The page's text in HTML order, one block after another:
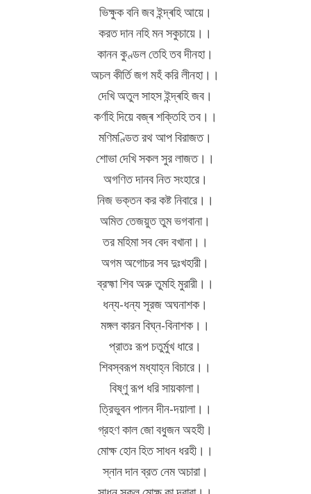
ভিক্ষুক বনি জব ইন্দ্ৰহি আয়ে।
করত দান নহি মন সকুচায়ে।।
কানন কুণ্ডল তেহি তব দীনহা।
অচল কীর্তি জগ মহঁ করি লীনহা।।
দেখি অতুল সাহস ইন্দ্ৰহি জব।
কৰ্ণহি দিয়ে বজ্ৰ শক্তিহি তব।।
মণিমণ্ডিত রথ আপ বিরাজত।
শোভা দেখি সকল সুর লাজত।।
অগণিত দানব নিত সংহারে।
নিজ ভক্তন কর কষ্ট নিবারে।।
অমিত তেজয়ুত তুম ভগবানা।
তর মহিমা সব বেদ বখানা।।
অগম অগোচর সব দুঃখহারী।
ব্রহ্মা শিব অরু তুমহি মুরারী।।
ধন্য-ধন্য সূরজ অঘনাশক।
মঙ্গল কারন বিঘ্ন-বিনাশক।।
প্রাতঃ রূপ চতুর্মুখ ধারে।
শিবস্বরূপ মধ্যাহ্ন বিচারে।।
বিষ্ণু রূপ ধরি সায়কালা।
ত্রিভুবন পালন দীন-দয়ালা।।
গ্রহণ কাল জো বধুজন অহহী।
মোক্ষ হোন হিত সাধন ধরহী।।
স্নান দান ব্রত নেম অচারা।